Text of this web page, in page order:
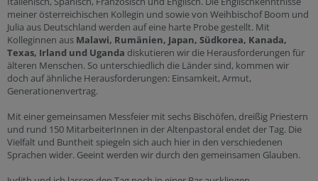
meiner österreichischen Kollegin und sowie von Weihbischof Boom und
Julia aus Deutschland werden auf eine harte Probe gestellt. Mit
Kolleginnen aus Malawi, Rumänien, Japan, Südkorea, Kanada,
Texas, Irland und Uganda diskutieren wir die Herausforderungen für
älteren Menschen. So unterschiedlich die Länder sind, kommen wir
doch auf ähnliche Herausforderungen: Einsamkeit, Armut,
Generationenvertrag.
Mit einer gemeinsamen Messfeier mit sechs Bischöfen, dreißig Priestern
und rund 150 MitarbeiterInnen in der Altenpastoral endet der Tag. Die
Vielfalt und Buntheit spiegeln sich auch hier in den verschiedenen
Sprachen wider. Geeint werden wir durch den gemeinsamen Glauben.